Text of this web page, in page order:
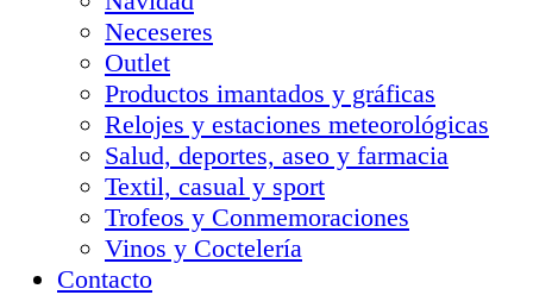
Neceseres
Outlet
Productos imantados y gráficas
Relojes y estaciones meteorológicas
Salud, deportes, aseo y farmacia
Textil, casual y sport
Trofeos y Conmemoraciones
Vinos y Coctelería
Contacto